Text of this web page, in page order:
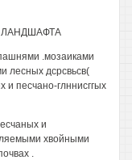
.мозаиками
лесных дсрсвьсв(
и песчано-глннисггых
и
хвойными
.